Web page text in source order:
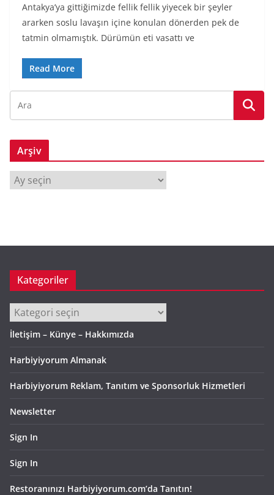
Antakya’ya gittiğimizde fellik fellik yiyecek bir şeyler
ararken soslu lavaşın içine konulan dönerden pek de
tatmin olmamıştık. Dürümün eti vasattı ve
Read More
Arşiv
r
Kategoriler
Kategoriler
İletişim – Künye – Hakkımızda
Harbiyiyorum Almanak
Harbiyiyorum Reklam, Tanıtım ve Sponsorluk Hizmetleri
Newsletter
Sign In
Sign In
Restoranınızı Harbiyiyorum.com’da Tanıtın!